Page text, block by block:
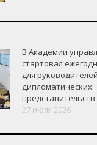
В Академии
стартовал
для руководителей
дипломатических
27 июля 2026